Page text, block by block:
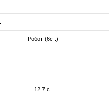
Робот (6ст.)
12.7 с.